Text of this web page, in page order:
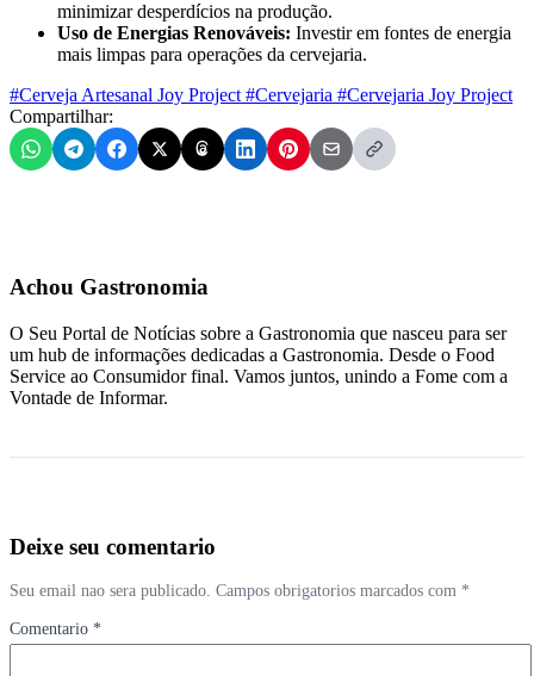
minimizar desperdícios na produção.
Uso de Energias Renováveis: Investir em fontes de energia
mais limpas para operações da cervejaria.
#Cerveja Artesanal Joy Project #Cervejaria #Cervejaria Joy Project
Compartilhar:
Achou Gastronomia
O Seu Portal de Notícias sobre a Gastronomia que nasceu para ser
um hub de informações dedicadas a Gastronomia. Desde o Food
Service ao Consumidor final. Vamos juntos, unindo a Fome com a
Vontade de Informar.
Deixe seu comentario
Seu email nao sera publicado. Campos obrigatorios marcados com *
Comentario *